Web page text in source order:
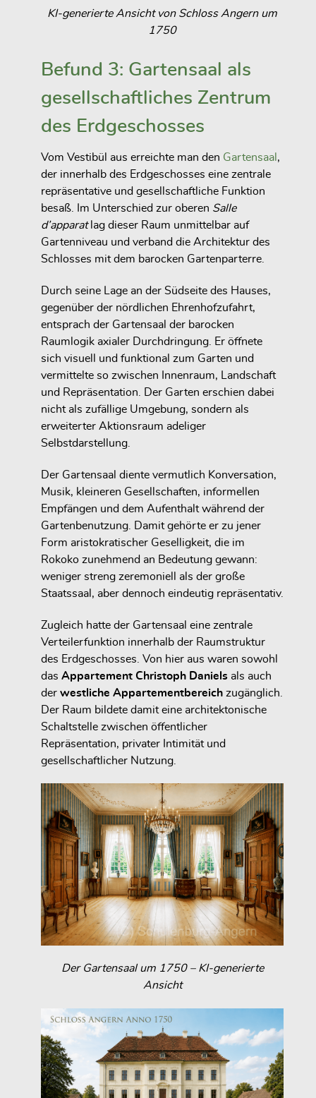
KI-generierte Ansicht von Schloss Angern um
1750
Befund 3: Gartensaal als
gesellschaftliches Zentrum
des Erdgeschosses
Vom Vestibül aus erreichte man den Gartensaal ,
der innerhalb des Erdgeschosses eine zentrale
repräsentative und gesellschaftliche Funktion
besaß. Im Unterschied zur oberen Salle
d’apparatlag dieser Raum unmittelbar auf
Gartenniveau und verband die Architektur des
Schlosses mit dem barocken Gartenparterre.
Durch seine Lage an der Südseite des Hauses,
gegenüber der nördlichen Ehrenhofzufahrt,
entsprach der Gartensaal der barocken
Raumlogik axialer Durchdringung. Er öffnete
sich visuell und funktional zum Garten und
vermittelte so zwischen Innenraum, Landschaft
und Repräsentation. Der Garten erschien dabei
nicht als zufällige Umgebung, sondern als
erweiterter Aktionsraum adeliger
Selbstdarstellung.
Der Gartensaal diente vermutlich Konversation,
Musik, kleineren Gesellschaften, informellen
Empfängen und dem Aufenthalt während der
Gartenbenutzung. Damit gehörte er zu jener
Form aristokratischer Geselligkeit, die im
Rokoko zunehmend an Bedeutung gewann:
weniger streng zeremoniell als der große
Staatssaal, aber dennoch eindeutig repräsentativ.
Zugleich hatte der Gartensaal eine zentrale
Verteilerfunktion innerhalb der Raumstruktur
des Erdgeschosses. Von hier aus waren sowohl
das Appartement Christoph Daniels als auch
der westliche Appartementbereich zugänglich.
Der Raum bildete damit eine architektonische
Schaltstelle zwischen öffentlicher
Repräsentation, privater Intimität und
gesellschaftlicher Nutzung.
Der Gartensaal um 1750 – KI-generierte
Ansicht